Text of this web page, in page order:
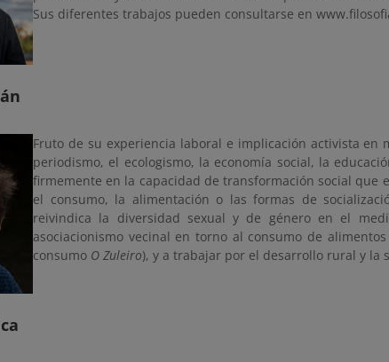
Sus diferentes trabajos pueden consultarse en
Fruto de su experiencia laboral e implicación activista
periodismo, el ecologismo, la economía social, la
firmemente en la capacidad de transformación social que
el consumo, la alimentación o las formas de
reivindica la diversidad sexual y de género en el
asociacionismo vecinal en torno al consumo de
consumo O Zuleiro), y a trabajar por el desarrollo rural y la